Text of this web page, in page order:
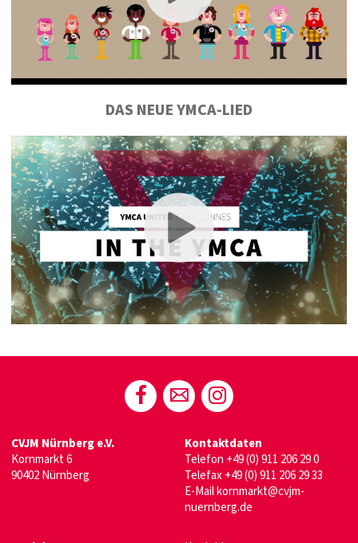
DAS NEUE YMCA-LIED
CVJM Nürnberg e.V.
Kornmarkt 6
90402 Nürnberg
Kontaktdaten
Telefon +49 (0) 911 206 29 0
Telefax +49 (0) 911 206 29 33
E-Mailkornmarkt@cvjm-
nuernberg.de